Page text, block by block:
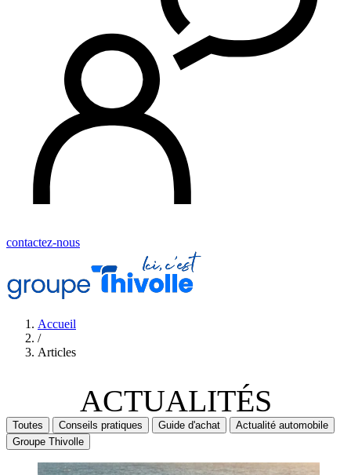
contactez-nous
Accueil
/
Articles
ACTUALITÉS
Toutes Conseils pratiques Guide d'achat
Actualité automobile
Groupe Thivolle